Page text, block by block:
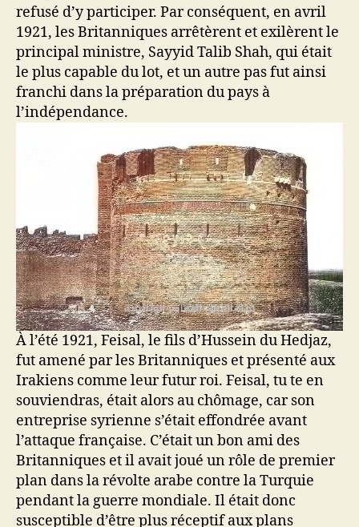
refusé d’y participer. Par conséquent, en avril
1921, les Britanniques arrêtèrent et exilèrent le
principal ministre, Sayyid Talib Shah, qui était
le plus capable du lot, et un autre pas fut ainsi
franchi dans la préparation du pays à
l’indépendance.
À l’été 1921, Feisal, le fils d’Hussein du Hedjaz,
fut amené par les Britanniques et présenté aux
Irakiens comme leur futur roi. Feisal, tu te en
souviendras, était alors au chômage, car son
entreprise syrienne s’était effondrée avant
l’attaque française. C’était un bon ami des
Britanniques et il avait joué un rôle de premier
plan dans la révolte arabe contre la Turquie
pendant la guerre mondiale. Il était donc
susceptible d’être plus réceptif aux plans